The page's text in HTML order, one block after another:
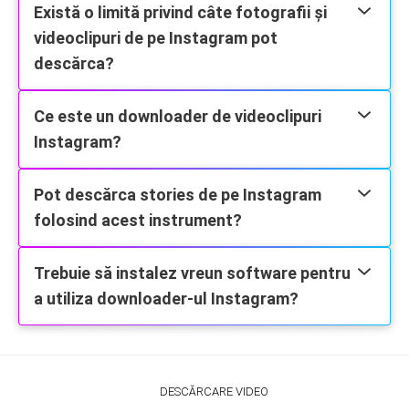
Există o limită privind câte fotografii și
videoclipuri de pe Instagram pot
descărca?
Ce este un downloader de videoclipuri
Instagram?
Pot descărca stories de pe Instagram
folosind acest instrument?
Trebuie să instalez vreun software pentru
a utiliza downloader-ul Instagram?
DESCĂRCARE VIDEO